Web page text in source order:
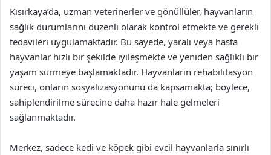
Kısırkaya’da, uzman veterinerler ve gönüllüler, hayvanların
sağlık durumlarını düzenli olarak kontrol etmekte ve gerekli
tedavileri uygulamaktadır. Bu sayede, yaralı veya hasta
hayvanlar hızlı bir şekilde iyileşmekte ve yeniden sağlıklı bir
yaşam sürmeye başlamaktadır. Hayvanların rehabilitasyon
süreci, onların sosyalizasyonunu da kapsamakta; böylece,
sahiplendirilme sürecine daha hazır hale gelmeleri
sağlanmaktadır.
Merkez, sadece kedi ve köpek gibi evcil hayvanlarla sınırlı